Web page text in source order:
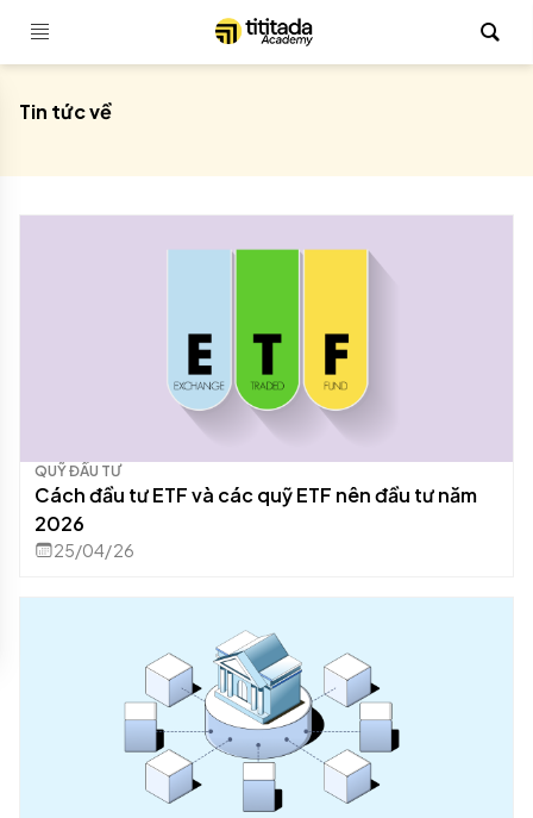
Tin tức về
QUỸ ĐẦU TƯ
Cách đầu tư ETF và các quỹ ETF nên đầu tư năm
2026
25/04/26